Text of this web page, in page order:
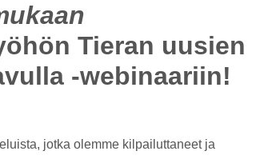
Tieran uusien
-webinaariin!
jotka olemme kilpailuttaneet ja